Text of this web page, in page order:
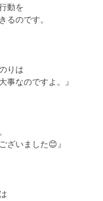
動を
るのです。
りは
なのですよ。』
ざいました😊』